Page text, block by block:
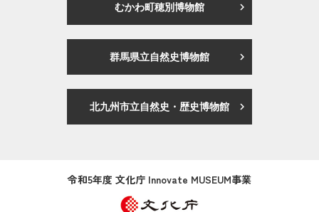
むかわ町穂別博物館
群馬県立自然史博物館
北九州市立自然史・歴史博物館
令和5年度 文化庁 Innovate MUSEUM事業